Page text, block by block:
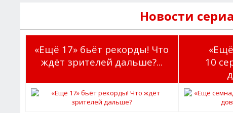
Новости
«Ещё 17» бьёт рекорды! Что
ждёт зрителей дальше?...
10